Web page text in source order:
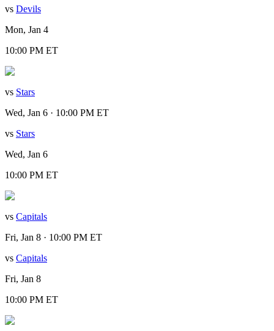
vs Devils
Mon, Jan 4
10:00 PM ET
vs Stars
Wed, Jan 6 · 10:00 PM ET
vs Stars
Wed, Jan 6
10:00 PM ET
vs Capitals
Fri, Jan 8 · 10:00 PM ET
vs Capitals
Fri, Jan 8
10:00 PM ET